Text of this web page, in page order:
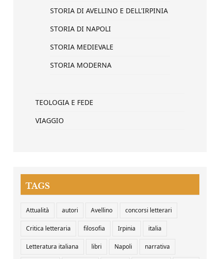
STORIA DI AVELLINO E DELL'IRPINIA
STORIA DI NAPOLI
STORIA MEDIEVALE
STORIA MODERNA
TEOLOGIA E FEDE
VIAGGIO
TAGS
Attualità autori Avellino concorsi letterari
Critica letteraria filosofia Irpinia italia
Letteratura italiana libri Napoli narrativa